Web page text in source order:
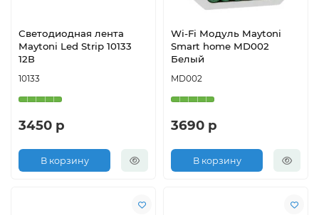
Светодиодная лента
Maytoni Led Strip 10133
12В
10133
3450 р
В корзину
Wi-Fi Модуль Maytoni
Smart home MD002
Белый
MD002
3690 р
В корзину